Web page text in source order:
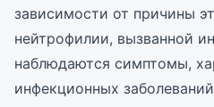
зависимости от причины
нейтрофилии, вызванной
наблюдаются симптомы,
инфекционных